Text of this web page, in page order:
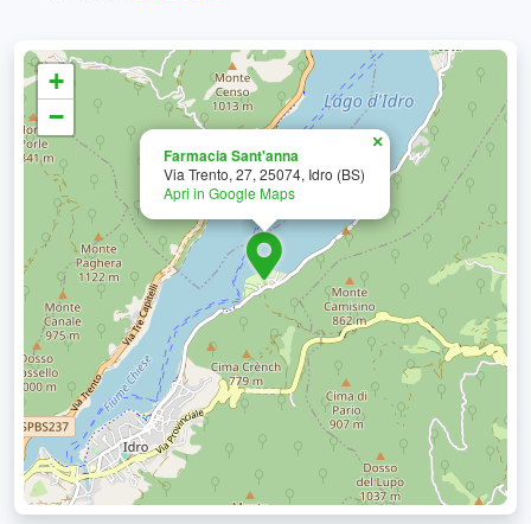
Farmacia Sant'anna
Via Trento, 27, 25074, Idro (BS)
Apri in Google Maps
×
+
−